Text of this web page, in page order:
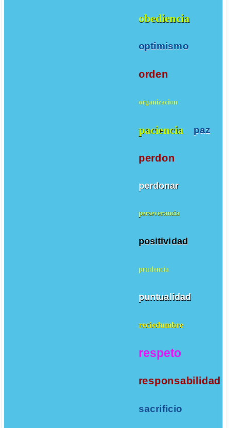
obediencia
optimismo
orden
organizacion
paciencia paz
perdon
perdonar
perseverancia
positividad
prudencia
puntualidad
reciedumbre
respeto
responsabilidad
sacrificio